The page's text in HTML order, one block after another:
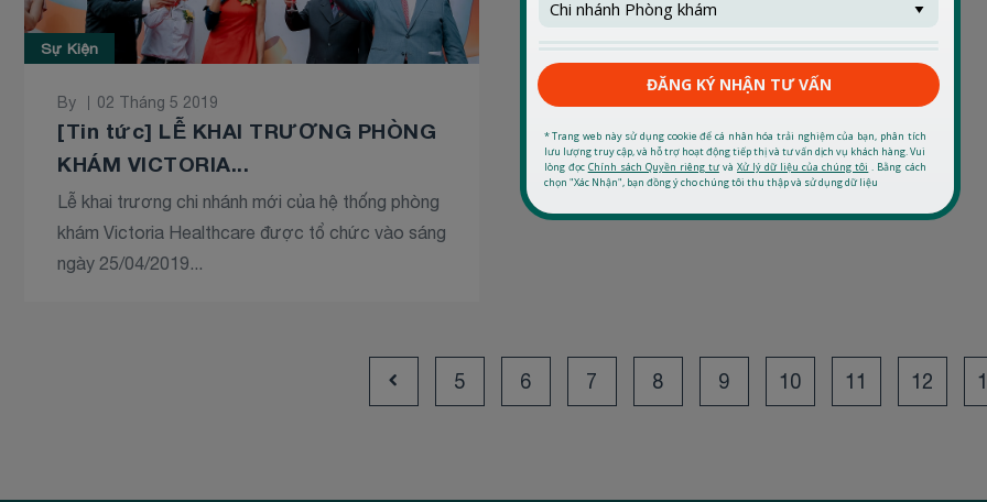
Sự Kiện
By 02 Tháng 5 2019
[Tin tức] LỄ KHAI TRƯƠNG PHÒNG
KHÁM VICTORIA...
Lễ khai trương chi nhánh mới của hệ thống phòng
khám Victoria Healthcare được tổ chức vào sáng
ngày 25/04/2019...
5 6 7 8 9 10 11 12